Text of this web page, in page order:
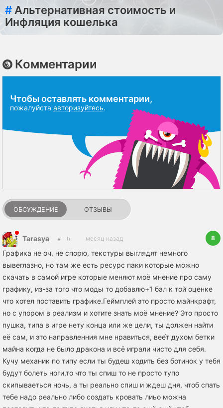
# Альтернативная стоимость и
Инфляция кошелька
Комментарии
Чтобы оставлять комментарии,
пожалуйста авторизуйтесь.
ОБСУЖДЕНИЕ ОТЗЫВЫ
Tarasya месяц назад 8
Графика не оч, не спорю, текстуры выглядят немного
вывеглазно, но там же есть ресурс паки которые можно
скачать в самой игре которые меняют моё мнение про саму
графику, из-за того что моды то добавлю+1 бал к той оценке
что хотел поставить графике.Геймплей это просто майнкрафт,
но с упором в реализм и хотите знать моё мнение? Это просто
пушка, типа в игре нету конца или же цели, ты должен найти
её сам, и это направленния мне нравиться, вее́т духом бетки
майна когда не было дракона и всё играли чисто для себя.
Кучу механик по типу если ты будеш ходить без ботинок у тебя
будут болеть ноги,то что ты спиш то не просто тупо
скипываеться ночь, а ты реально спиш и ждеш дня, чтоб спать
тебе надо реально либо создать кровать лиьо можна